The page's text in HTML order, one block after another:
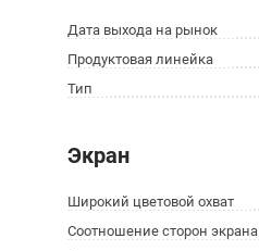
Дата выхода на рынок
Продуктовая линейка
Тип
Экран
Широкий цветовой охват
Соотношение сторон экрана